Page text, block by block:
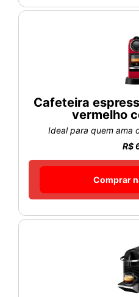
Cafeteira
vermelho
Ideal para quem ama
R$
Comprar